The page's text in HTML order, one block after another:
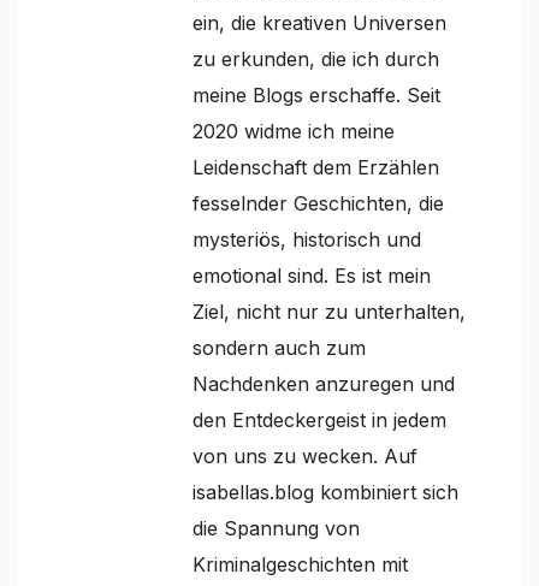
ein, die kreativen Universen
zu erkunden, die ich durch
meine Blogs erschaffe. Seit
2020 widme ich meine
Leidenschaft dem Erzählen
fesselnder Geschichten, die
mysteriös, historisch und
emotional sind. Es ist mein
Ziel, nicht nur zu unterhalten,
sondern auch zum
Nachdenken anzuregen und
den Entdeckergeist in jedem
von uns zu wecken. Auf
isabellas.blog kombiniert sich
die Spannung von
Kriminalgeschichten mit